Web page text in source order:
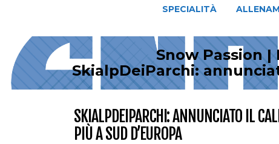
SPECIALITÀ
Snow Passion
SkialpDeiParchi:
SKIALPDEIPARCHI: ANNUNCIATO IL
PIÙ A SUD D’EUROPA